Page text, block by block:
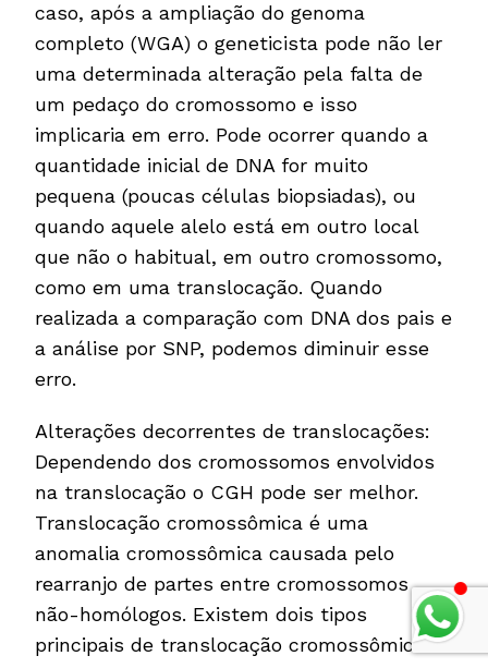
caso, após a ampliação do genoma
completo (WGA) o geneticista pode não ler
uma determinada alteração pela falta de
um pedaço do cromossomo e isso
implicaria em erro. Pode ocorrer quando a
quantidade inicial de DNA for muito
pequena (poucas células biopsiadas), ou
quando aquele alelo está em outro local
que não o habitual, em outro cromossomo,
como em uma translocação. Quando
realizada a comparação com DNA dos pais e
a análise por SNP, podemos diminuir esse
erro.
Alterações decorrentes de translocações:
Dependendo dos cromossomos envolvidos
na translocação o CGH pode ser melhor.
Translocação cromossômica é uma
anomalia cromossômica causada pelo
rearranjo de partes entre cromossomos
não-homólogos. Existem dois tipos
principais de translocação cromossômica: